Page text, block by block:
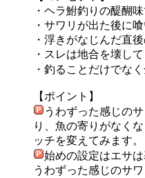
・ヘラ鮒釣りの醍醐
・サワリが出た後に
・浮きがなじんだ直
・スレは地合を壊し
・釣ることだけでな
【ポイント】
うわずった感じの
り、魚の寄りがなく
ッチを変えてみます。
始めの設定はエサ
うわずった感じのサ